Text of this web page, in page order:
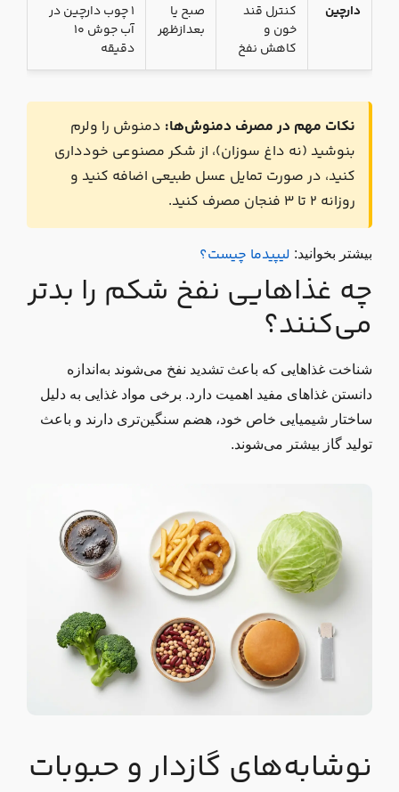
دارچین
کنترل قند
خون و
کاهش نفخ
صبح یا
بعدازظهر
۱ چوب دارچین در
آب جوش ۱۰
دقیقه
نکات مهم در مصرف دمنوش‌ها:دمنوش را ولرم
بنوشید (نه داغ سوزان)، از شکر مصنوعی خودداری
کنید، در صورت تمایل عسل طبیعی اضافه کنید و
روزانه ۲ تا ۳ فنجان مصرف کنید.
بیشتر بخوانید:لیپیدما چیست؟
چه غذاهایی نفخ شکم را بدتر
می‌کنند؟
شناخت غذاهایی که باعث تشدید نفخ می‌شوند به‌اندازه
دانستن غذاهای مفید اهمیت دارد. برخی مواد غذایی به دلیل
ساختار شیمیایی خاص خود، هضم سنگین‌تری دارند و باعث
تولید گاز بیشتر می‌شوند.
نوشابه‌های گازدار و حبوبات